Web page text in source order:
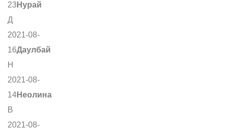
23 Нурай
Д
2021-08-
16Даулбай
Н
2021-08-
14Неолина
В
2021-08-